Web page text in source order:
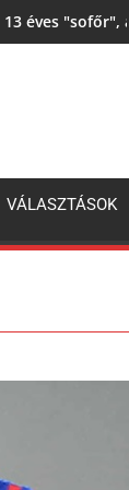
éves
VÁLASZTÁSOK